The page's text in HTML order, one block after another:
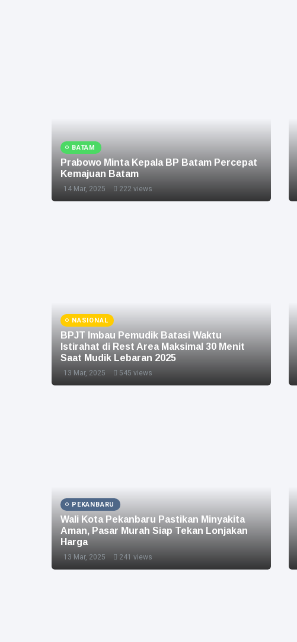
BATAM
Prabowo Minta Kepala BP Batam Percepat
Kemajuan Batam
14 Mar, 2025 222 views
NASIONAL
BPJT Imbau Pemudik Batasi Waktu
Istirahat di Rest Area Maksimal 30 Menit
Saat Mudik Lebaran 2025
13 Mar, 2025 545 views
PEKANBARU
Wali Kota Pekanbaru Pastikan Minyakita
Aman, Pasar Murah Siap Tekan Lonjakan
Harga
13 Mar, 2025 241 views